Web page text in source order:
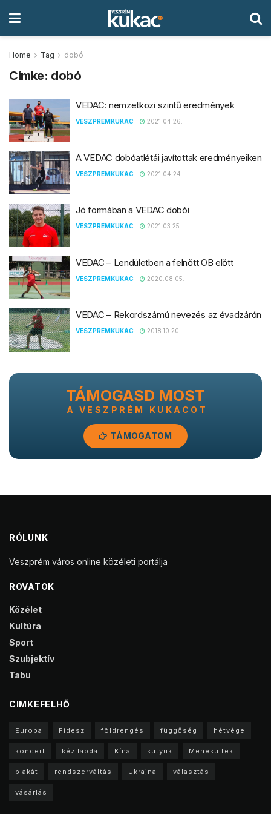
Home Tag dobó
Címke: dobó
VEDAC: nemzetközi szintű eredmények
VESZPREMKUKAC 2021.04.26.
A VEDAC dobóatlétái javítottak eredményeiken
VESZPREMKUKAC 2021.04.24.
Jó formában a VEDAC dobói
VESZPREMKUKAC 2021.03.25.
VEDAC – Lendületben a felnőtt OB előtt
VESZPREMKUKAC 2020.08.05.
VEDAC – Rekordszámú nevezés az évadzárón
VESZPREMKUKAC 2018.10.20.
TÁMOGASD MOST
A VESZPRÉM KUKACOT
TÁMOGATOM
RÓLUNK
Veszprém város online közéleti portálja
ROVATOK
Közélet
Kultúra
Sport
Szubjektív
Tabu
CIMKEFELHŐ
Europa Fidesz földrengés függőség hétvége
koncert kézilabda Kína kütyük Menekültek
plakát rendszerváltás Ukrajna választás
vásárlás